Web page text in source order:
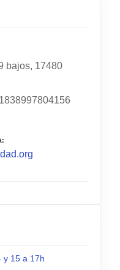
bajos, 17480
y 15 a 17h